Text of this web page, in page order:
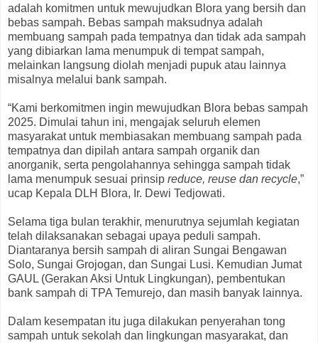
adalah komitmen untuk mewujudkan Blora yang bersih dan
bebas sampah. Bebas sampah maksudnya adalah
membuang sampah pada tempatnya dan tidak ada sampah
yang dibiarkan lama menumpuk di tempat sampah,
melainkan langsung diolah menjadi pupuk atau lainnya
misalnya melalui bank sampah.
“Kami berkomitmen ingin mewujudkan Blora bebas sampah
2025. Dimulai tahun ini, mengajak seluruh elemen
masyarakat untuk membiasakan membuang sampah pada
tempatnya dan dipilah antara sampah organik dan
anorganik, serta pengolahannya sehingga sampah tidak
lama menumpuk sesuai prinsip reduce, reuse dan recycle,”
ucap Kepala DLH Blora, Ir. Dewi Tedjowati.
Selama tiga bulan terakhir, menurutnya sejumlah kegiatan
telah dilaksanakan sebagai upaya peduli sampah.
Diantaranya bersih sampah di aliran Sungai Bengawan
Solo, Sungai Grojogan, dan Sungai Lusi. Kemudian Jumat
GAUL (Gerakan Aksi Untuk Lingkungan), pembentukan
bank sampah di TPA Temurejo, dan masih banyak lainnya.
Dalam kesempatan itu juga dilakukan penyerahan tong
sampah untuk sekolah dan lingkungan masyarakat, dan